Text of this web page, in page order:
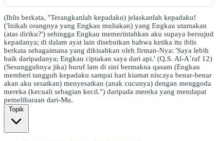
(Iblis berkata, "Terangkanlah kepadaku) jelaskanlah kepadaku!
('Inikah orangnya yang Engkau muliakan) yang Engkau utamakan
(atas diriku?') sehingga Engkau memerintahkan aku supaya bersujud
kepadanya; di dalam ayat lain disebutkan bahwa ketika itu iblis
berkata sebagaimana yang dikisahkan oleh firman-Nya: 'Saya lebih
baik daripadanya; Engkau ciptakan saya dari api.' (Q.S. Al-A`raf 12)
(Sesungguhnya jika) huruf lam di sini bermakna qasam (Engkau
memberi tangguh kepadaku sampai hari kiamat niscaya benar-benar
akan aku sesatkan) menyesatkan (anak cucunya) dengan menggoda
mereka (kecuali sebagian kecil.") daripada mereka yang mendapat
pemeliharaan dari-Mu.
Topik